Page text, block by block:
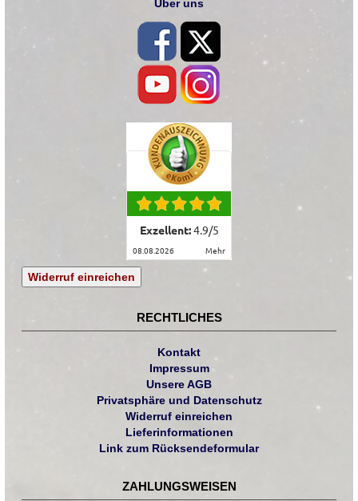
Über uns
Exzellent:4.9/5
08.08.2026 mehr
Widerruf einreichen
RECHTLICHES
Kontakt
Impressum
Unsere AGB
Privatsphäre und Datenschutz
Widerruf einreichen
Lieferinformationen
Link zum Rücksendeformular
ZAHLUNGSWEISEN